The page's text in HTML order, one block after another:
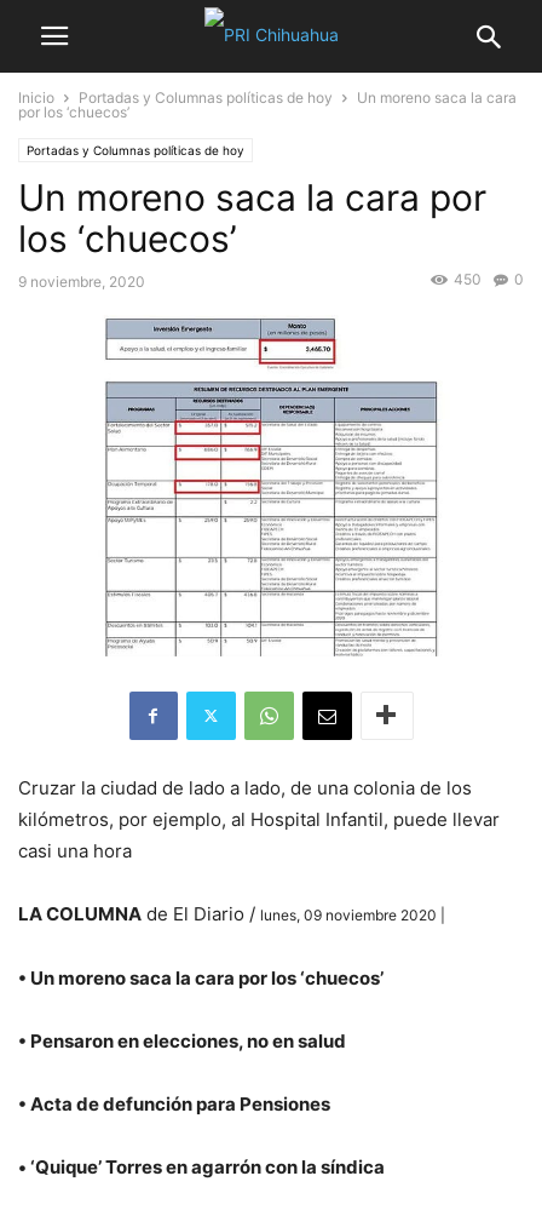
Inicio Portadas y Columnas políticas de hoy
Un moreno saca la cara
por los ‘chuecos’
Portadas y Columnas políticas de hoy
Un moreno saca la cara por
los ‘chuecos’
9 noviembre, 2020 0
450
Cruzar la ciudad de lado a lado, de una colonia de los
kilómetros, por ejemplo, al Hospital Infantil, puede llevar
casi una hora
LA COLUMNA de El Diario / lunes, 09 noviembre 2020 |
• Un moreno saca la cara por los ‘chuecos’
• Pensaron en elecciones, no en salud
• Acta de defunción para Pensiones
• ‘Quique’ Torres en agarrón con la síndica